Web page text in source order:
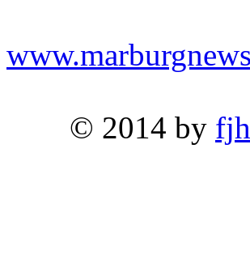
© 2014 by